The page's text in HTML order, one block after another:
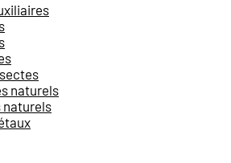
naturels
naturels